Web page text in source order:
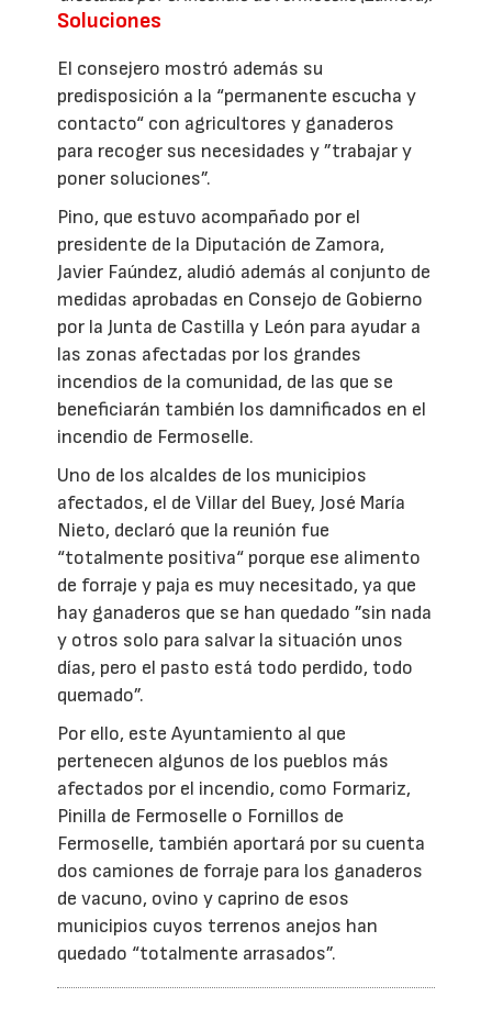
Soluciones
El consejero mostró además su
predisposición a la “permanente escucha y
contacto“ con agricultores y ganaderos
para recoger sus necesidades y ”trabajar y
poner soluciones”.
Pino, que estuvo acompañado por el
presidente de la Diputación de Zamora,
Javier Faúndez, aludió además al conjunto de
medidas aprobadas en Consejo de Gobierno
por la Junta de Castilla y León para ayudar a
las zonas afectadas por los grandes
incendios de la comunidad, de las que se
beneficiarán también los damnificados en el
incendio de Fermoselle.
Uno de los alcaldes de los municipios
afectados, el de Villar del Buey, José María
Nieto, declaró que la reunión fue
“totalmente positiva“ porque ese alimento
de forraje y paja es muy necesitado, ya que
hay ganaderos que se han quedado ”sin nada
y otros solo para salvar la situación unos
días, pero el pasto está todo perdido, todo
quemado”.
Por ello, este Ayuntamiento al que
pertenecen algunos de los pueblos más
afectados por el incendio, como Formariz,
Pinilla de Fermoselle o Fornillos de
Fermoselle, también aportará por su cuenta
dos camiones de forraje para los ganaderos
de vacuno, ovino y caprino de esos
municipios cuyos terrenos anejos han
quedado “totalmente arrasados”.